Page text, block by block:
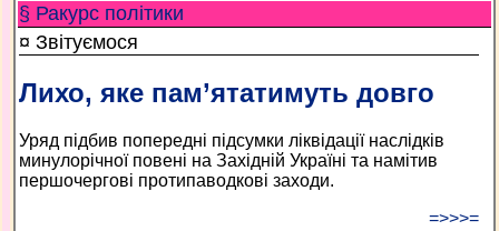
§ Ракурс політики
¤ Звітуємося
Лихо, яке пам’ятатимуть довго
Уряд підбив попередні підсумки ліквідації наслідків
минулорічної повені на Західній Україні та намітив
першочергові протипаводкові заходи.
=>>>=